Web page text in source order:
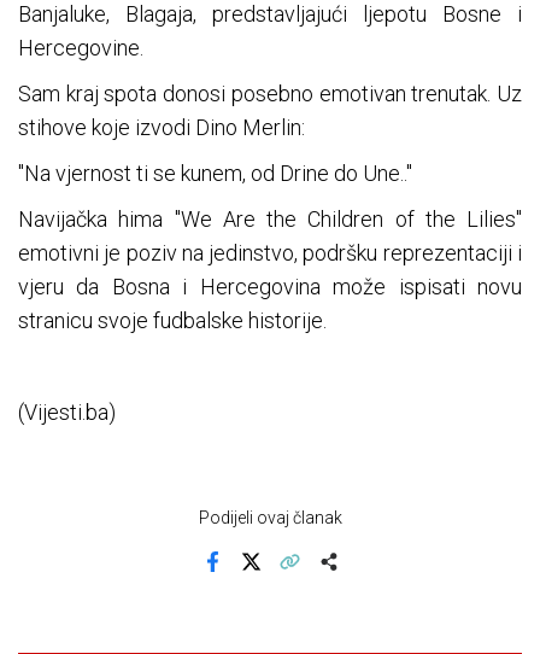
Banjaluke, Blagaja, predstavljajući ljepotu Bosne i
Hercegovine.
Sam kraj spota donosi posebno emotivan trenutak. Uz
stihove koje izvodi Dino Merlin:
"Na vjernost ti se kunem, od Drine do Une.."
Navijačka hima "We Are the Children of the Lilies"
emotivni je poziv na jedinstvo, podršku reprezentaciji i
vjeru da Bosna i Hercegovina može ispisati novu
stranicu svoje fudbalske historije.
(Vijesti.ba)
Podijeli ovaj članak